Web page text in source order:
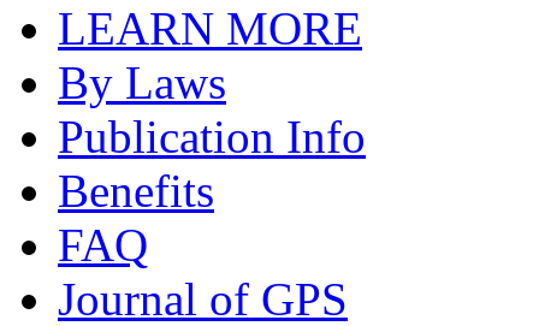
LEARN MORE
By Laws
Publication Info
Benefits
FAQ
Journal of GPS